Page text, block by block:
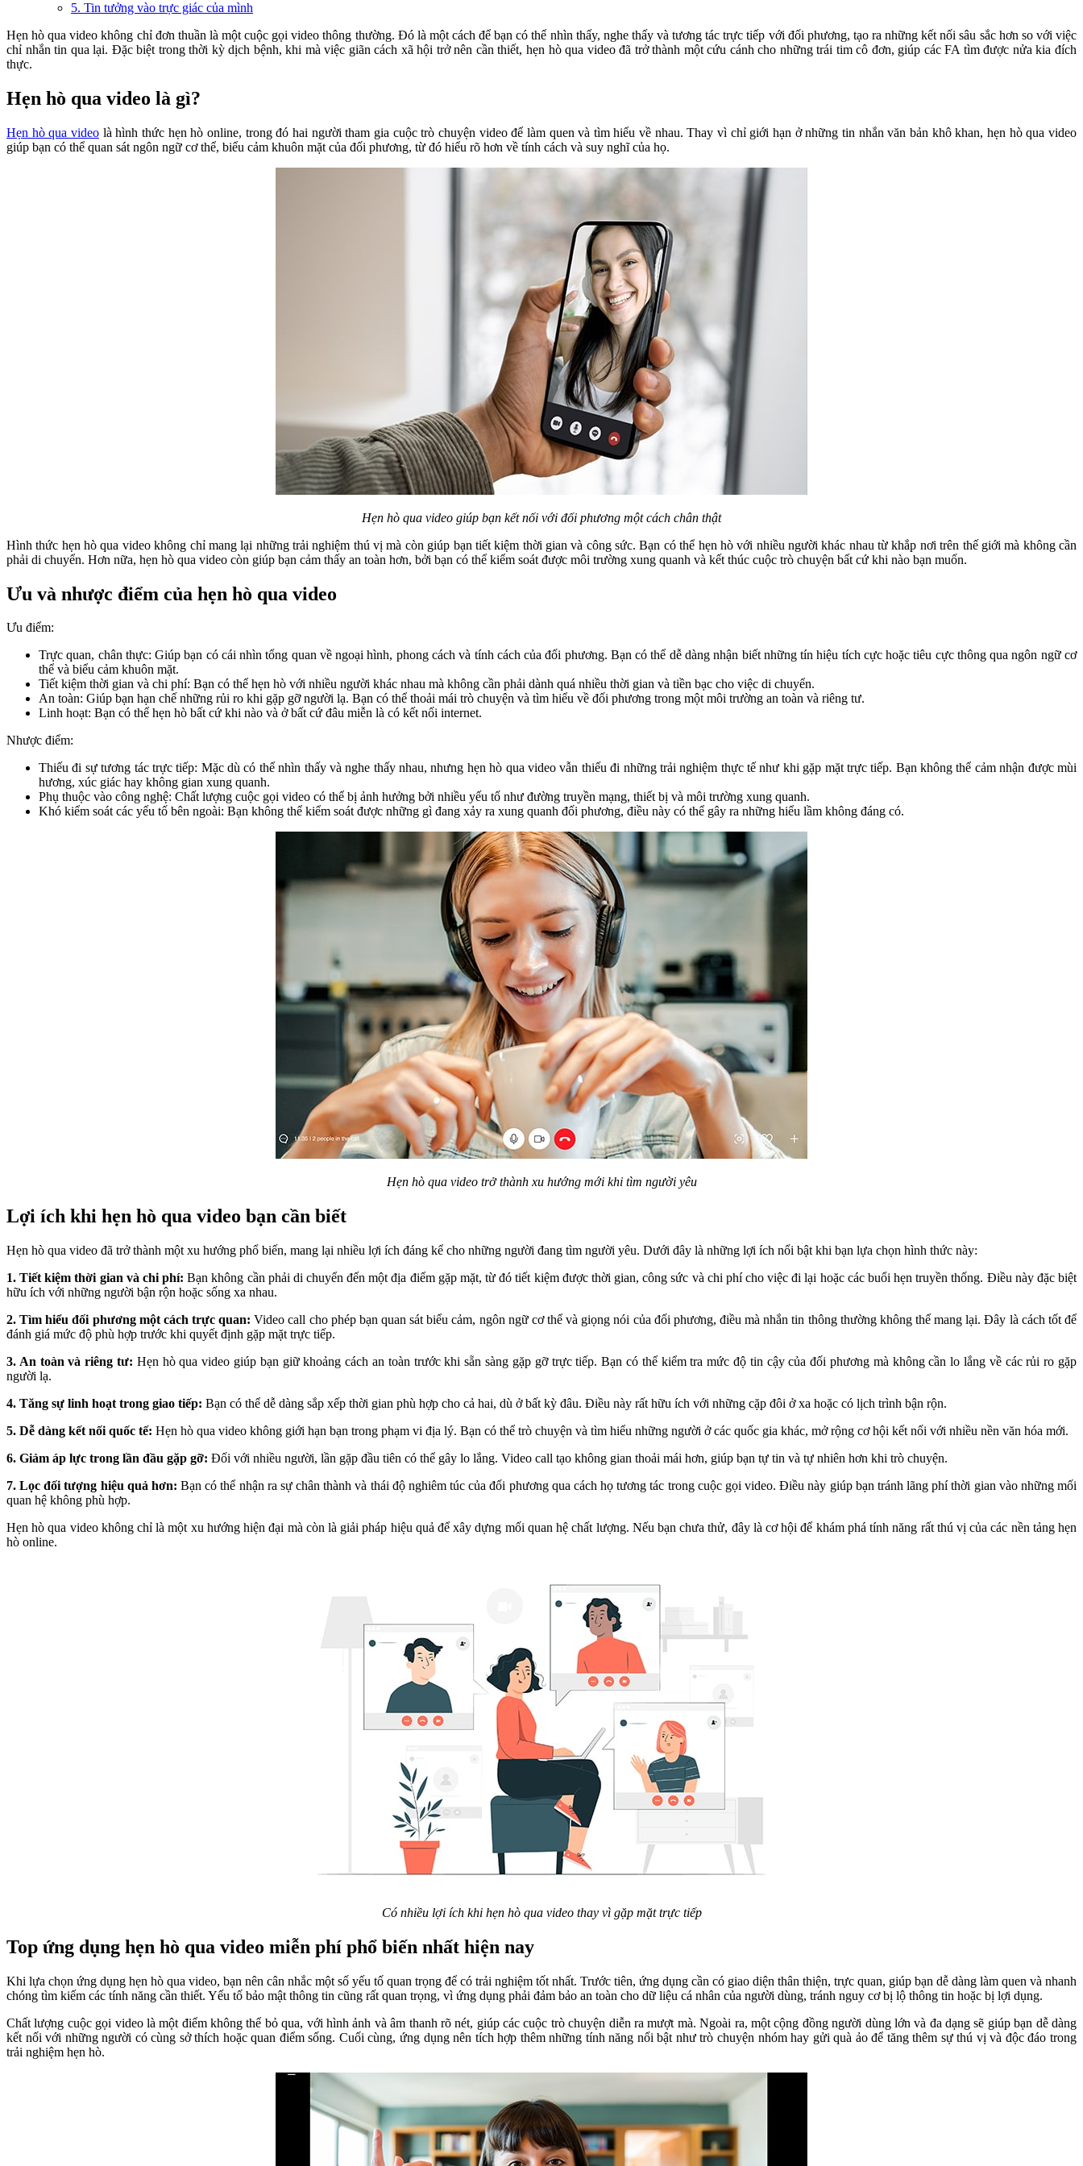
5. Tin tưởng vào trực giác của mình
Hẹn hò qua video không chỉ đơn thuần là một cuộc gọi video thông thường. Đó là một cách để bạn có thể nhìn thấy, nghe thấy và tương tác trực tiếp với đối phương, tạo ra những kết nối sâu sắc hơn so với việc
chỉ nhắn tin qua lại. Đặc biệt trong thời kỳ dịch bệnh, khi mà việc giãn cách xã hội trở nên cần thiết, hẹn hò qua video đã trở thành một cứu cánh cho những trái tim cô đơn, giúp các FA tìm được nửa kia đích
thực.
Hẹn hò qua video là gì?
Hẹn hò qua videolà hình thức hẹn hò online, trong đó hai người tham gia cuộc trò chuyện video để làm quen và tìm hiểu về nhau. Thay vì chỉ giới hạn ở những tin nhắn văn bản khô khan, hẹn hò qua video
giúp bạn có thể quan sát ngôn ngữ cơ thể, biểu cảm khuôn mặt của đối phương, từ đó hiểu rõ hơn về tính cách và suy nghĩ của họ.
Hẹn hò qua video giúp bạn kết nối với đối phương một cách chân thật
Hình thức hẹn hò qua video không chỉ mang lại những trải nghiệm thú vị mà còn giúp bạn tiết kiệm thời gian và công sức. Bạn có thể hẹn hò với nhiều người khác nhau từ khắp nơi trên thế giới mà không cần
phải di chuyển. Hơn nữa, hẹn hò qua video còn giúp bạn cảm thấy an toàn hơn, bởi bạn có thể kiểm soát được môi trường xung quanh và kết thúc cuộc trò chuyện bất cứ khi nào bạn muốn.
Ưu và nhược điểm của hẹn hò qua video
Ưu điểm:
Trực quan, chân thực: Giúp bạn có cái nhìn tổng quan về ngoại hình, phong cách và tính cách của đối phương. Bạn có thể dễ dàng nhận biết những tín hiệu tích cực hoặc tiêu cực thông qua ngôn ngữ cơ
thể và biểu cảm khuôn mặt.
Tiết kiệm thời gian và chi phí: Bạn có thể hẹn hò với nhiều người khác nhau mà không cần phải dành quá nhiều thời gian và tiền bạc cho việc di chuyển.
An toàn: Giúp bạn hạn chế những rủi ro khi gặp gỡ người lạ. Bạn có thể thoải mái trò chuyện và tìm hiểu về đối phương trong một môi trường an toàn và riêng tư.
Linh hoạt: Bạn có thể hẹn hò bất cứ khi nào và ở bất cứ đâu miễn là có kết nối internet.
Nhược điểm:
Thiếu đi sự tương tác trực tiếp: Mặc dù có thể nhìn thấy và nghe thấy nhau, nhưng hẹn hò qua video vẫn thiếu đi những trải nghiệm thực tế như khi gặp mặt trực tiếp. Bạn không thể cảm nhận được mùi
hương, xúc giác hay không gian xung quanh.
Phụ thuộc vào công nghệ: Chất lượng cuộc gọi video có thể bị ảnh hưởng bởi nhiều yếu tố như đường truyền mạng, thiết bị và môi trường xung quanh.
Khó kiểm soát các yếu tố bên ngoài: Bạn không thể kiểm soát được những gì đang xảy ra xung quanh đối phương, điều này có thể gây ra những hiểu lầm không đáng có.
Hẹn hò qua video trở thành xu hướng mới khi tìm người yêu
Lợi ích khi hẹn hò qua video bạn cần biết
Hẹn hò qua video đã trở thành một xu hướng phổ biến, mang lại nhiều lợi ích đáng kể cho những người đang tìm người yêu. Dưới đây là những lợi ích nổi bật khi bạn lựa chọn hình thức này:
1. Tiết kiệm thời gian và chi phí:Bạn không cần phải di chuyển đến một địa điểm gặp mặt, từ đó tiết kiệm được thời gian, công sức và chi phí cho việc đi lại hoặc các buổi hẹn truyền thống. Điều này đặc biệt
hữu ích với những người bận rộn hoặc sống xa nhau.
2. Tìm hiểu đối phương một cách trực quan:Video call cho phép bạn quan sát biểu cảm, ngôn ngữ cơ thể và giọng nói của đối phương, điều mà nhắn tin thông thường không thể mang lại. Đây là cách tốt để
đánh giá mức độ phù hợp trước khi quyết định gặp mặt trực tiếp.
3. An toàn và riêng tư: Hẹn hò qua video giúp bạn giữ khoảng cách an toàn trước khi sẵn sàng gặp gỡ trực tiếp. Bạn có thể kiểm tra mức độ tin cậy của đối phương mà không cần lo lắng về các rủi ro gặp
người lạ.
4. Tăng sự linh hoạt trong giao tiếp: Bạn có thể dễ dàng sắp xếp thời gian phù hợp cho cả hai, dù ở bất kỳ đâu. Điều này rất hữu ích với những cặp đôi ở xa hoặc có lịch trình bận rộn.
5. Dễ dàng kết nối quốc tế: Hẹn hò qua video không giới hạn bạn trong phạm vi địa lý. Bạn có thể trò chuyện và tìm hiểu những người ở các quốc gia khác, mở rộng cơ hội kết nối với nhiều nền văn hóa mới.
6. Giảm áp lực trong lần đầu gặp gỡ: Đối với nhiều người, lần gặp đầu tiên có thể gây lo lắng. Video call tạo không gian thoải mái hơn, giúp bạn tự tin và tự nhiên hơn khi trò chuyện.
7. Lọc đối tượng hiệu quả hơn:Bạn có thể nhận ra sự chân thành và thái độ nghiêm túc của đối phương qua cách họ tương tác trong cuộc gọi video. Điều này giúp bạn tránh lãng phí thời gian vào những mối
quan hệ không phù hợp.
Hẹn hò qua video không chỉ là một xu hướng hiện đại mà còn là giải pháp hiệu quả để xây dựng mối quan hệ chất lượng. Nếu bạn chưa thử, đây là cơ hội để khám phá tính năng rất thú vị của các nền tảng hẹn
hò online.
Có nhiều lợi ích khi hẹn hò qua video thay vì gặp mặt trực tiếp
Top ứng dụng hẹn hò qua video miễn phí phổ biến nhất hiện nay
Khi lựa chọn ứng dụng hẹn hò qua video, bạn nên cân nhắc một số yếu tố quan trọng để có trải nghiệm tốt nhất. Trước tiên, ứng dụng cần có giao diện thân thiện, trực quan, giúp bạn dễ dàng làm quen và nhanh
chóng tìm kiếm các tính năng cần thiết. Yếu tố bảo mật thông tin cũng rất quan trọng, vì ứng dụng phải đảm bảo an toàn cho dữ liệu cá nhân của người dùng, tránh nguy cơ bị lộ thông tin hoặc bị lợi dụng.
Chất lượng cuộc gọi video là một điểm không thể bỏ qua, với hình ảnh và âm thanh rõ nét, giúp các cuộc trò chuyện diễn ra mượt mà. Ngoài ra, một cộng đồng người dùng lớn và đa dạng sẽ giúp bạn dễ dàng
kết nối với những người có cùng sở thích hoặc quan điểm sống. Cuối cùng, ứng dụng nên tích hợp thêm những tính năng nổi bật như trò chuyện nhóm hay gửi quà ảo để tăng thêm sự thú vị và độc đáo trong
trải nghiệm hẹn hò.